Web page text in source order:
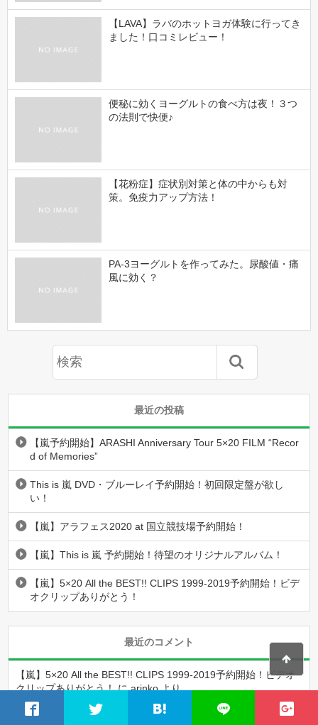
【LAVA】ラバのホットヨガ体験に行ってき
ました！口コミレビュー！
便秘に効くヨーグルトの食べ方は夜！３つ
の法則で快便♪
【花粉症】症状別対策と体の中からも対
策。免疫力アップ方法！
PA-3ヨーグルトを作ってみた。尿酸値・痛
風に効く？
最近の投稿
【嵐予約開始】ARASHI Anniversary Tour 5×20 FILM “Recor
d of Memories”
This is 嵐 DVD・ブルーレイ予約開始！初回限定盤が欲し
い！
【嵐】アラフェス2020 at 国立競技場予約開始！
【嵐】This is 嵐 予約開始！待望のオリジナルアルバム！
【嵐】5×20 All the BEST!! CLIPS 1999-2019予約開始！ビデ
オクリップありがとう！
最近のコメント
【嵐】5×20 All the BEST!! CLIPS 1999-2019予約開始！ビデオ
クリップありがとう！にarinkoより
【嵐】5×20 All the BEST!! CLIPS 1999-2019予約開始！ビデオ